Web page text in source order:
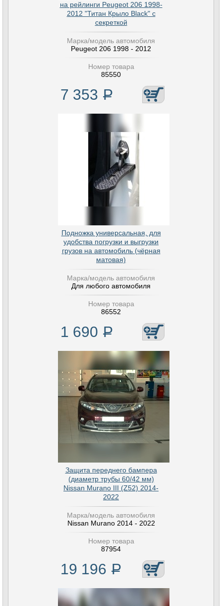
на рейлинги Peugeot 206 1998-
2012 "Титан Крыло Black" с
секреткой
Марка/модель автомобиля
Peugeot 206 1998 - 2012
Номер товара
85550
7 353 Р
Подножка универсальная, для
удобства погрузки и выгрузки
грузов на автомобиль (чёрная
матовая)
Марка/модель автомобиля
Для любого автомобиля
Номер товара
86552
1 690 Р
Защита переднего бампера
(диаметр трубы 60/42 мм)
Nissan Murano III (Z52) 2014-
2022
Марка/модель автомобиля
Nissan Murano 2014 - 2022
Номер товара
87954
19 196 Р